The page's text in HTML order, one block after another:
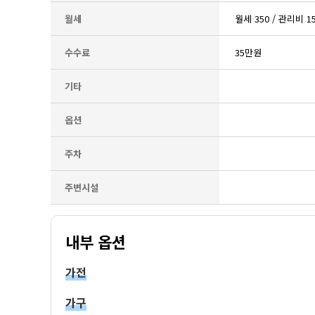
월세 월세 350 / 관리비
수수료 35만원
기타
옵션
주차
주변시설
내부 옵션
가전
가구